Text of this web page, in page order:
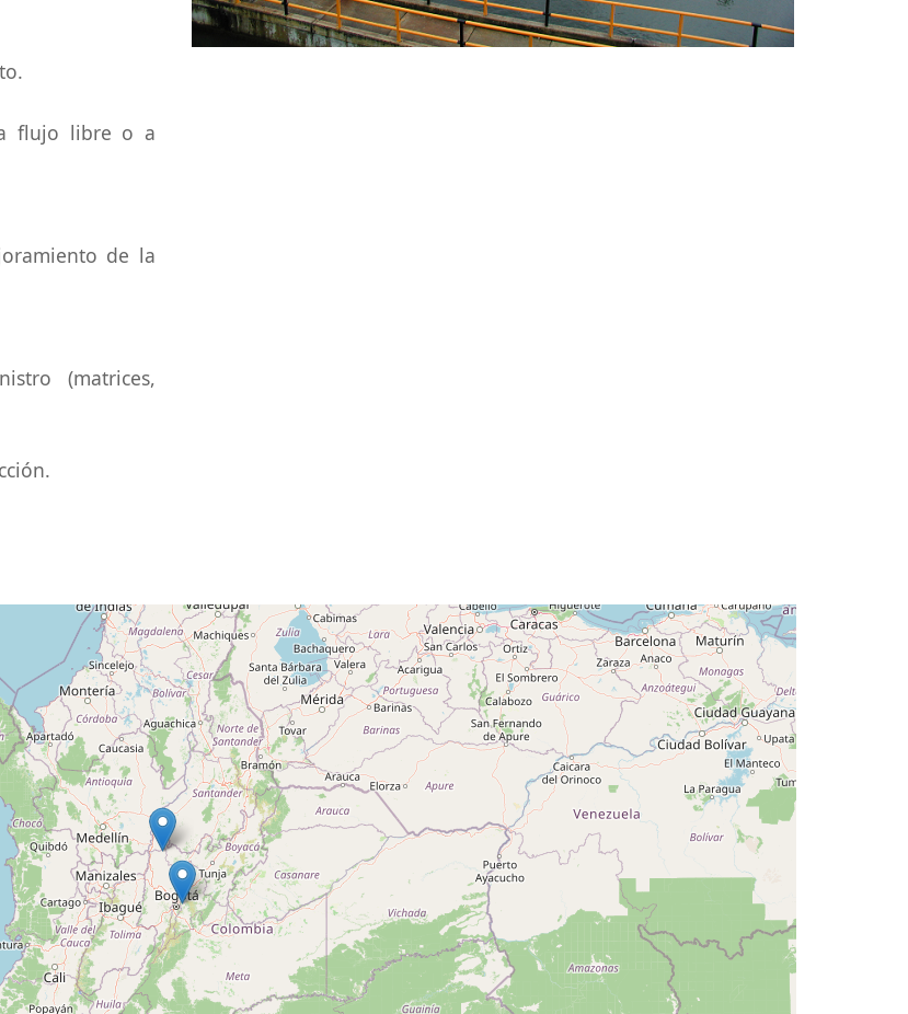
flujo libre o a
de la
(matrices,